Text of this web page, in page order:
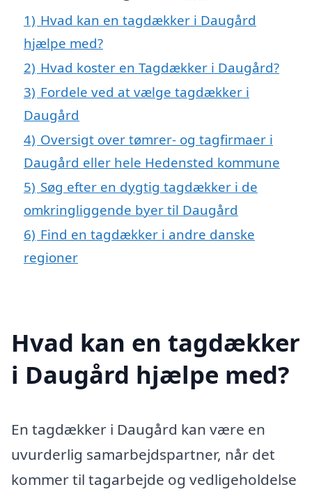
1) Hvad kan en tagdækker i Daugård
hjælpe med?
2) Hvad koster en Tagdækker i Daugård?
3) Fordele ved at vælge tagdækker i
Daugård
4) Oversigt over tømrer- og tagfirmaer i
Daugård eller hele Hedensted kommune
5) Søg efter en dygtig tagdækker i de
omkringliggende byer til Daugård
6) Find en tagdækker i andre danske
regioner
Hvad kan en tagdækker
i Daugård hjælpe med?
En tagdækker i Daugård kan være en
uvurderlig samarbejdspartner, når det
kommer til tagarbejde og vedligeholdelse